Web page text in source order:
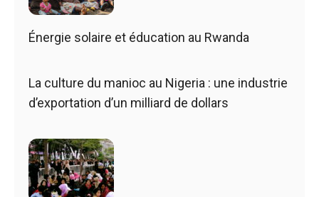
Énergie solaire et éducation au Rwanda
La culture du manioc au Nigeria : une industrie
d’exportation d’un milliard de dollars